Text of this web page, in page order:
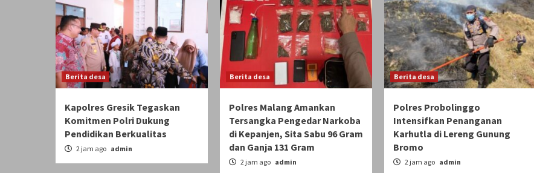
Berita desa
Kapolres Gresik Tegaskan
Komitmen Polri Dukung
Pendidikan Berkualitas
2 jam ago admin
Berita desa
Polres Malang Amankan
Tersangka Pengedar Narkoba
di Kepanjen, Sita Sabu 96 Gram
dan Ganja 131 Gram
2 jam ago admin
Berita desa
Polres Probolinggo
Intensifkan Penanganan
Karhutla di Lereng Gunung
Bromo
2 jam ago admin